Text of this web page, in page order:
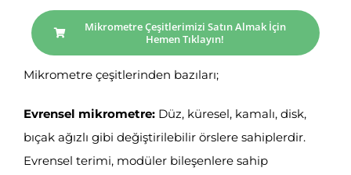
Mikrometre Çeşitlerimizi Satın Almak İçin
Hemen Tıklayın!
Mikrometre çeşitlerinden bazıları;
Evrensel mikrometre: Düz, küresel, kamalı, disk,
bıçak ağızlı gibi değiştirilebilir örslere sahiplerdir.
Evrensel terimi, modüler bileşenlere sahip